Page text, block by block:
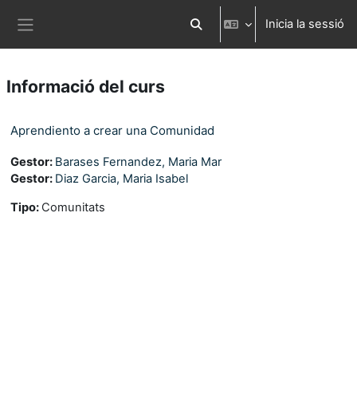
Commuta l'entrada de la cerca
Inicia la sessió
Informació del curs
Aprendiento a crear una Comunidad
Gestor: Barases Fernandez, Maria Mar
Gestor: Diaz Garcia, Maria Isabel
Tipo: Comunitats